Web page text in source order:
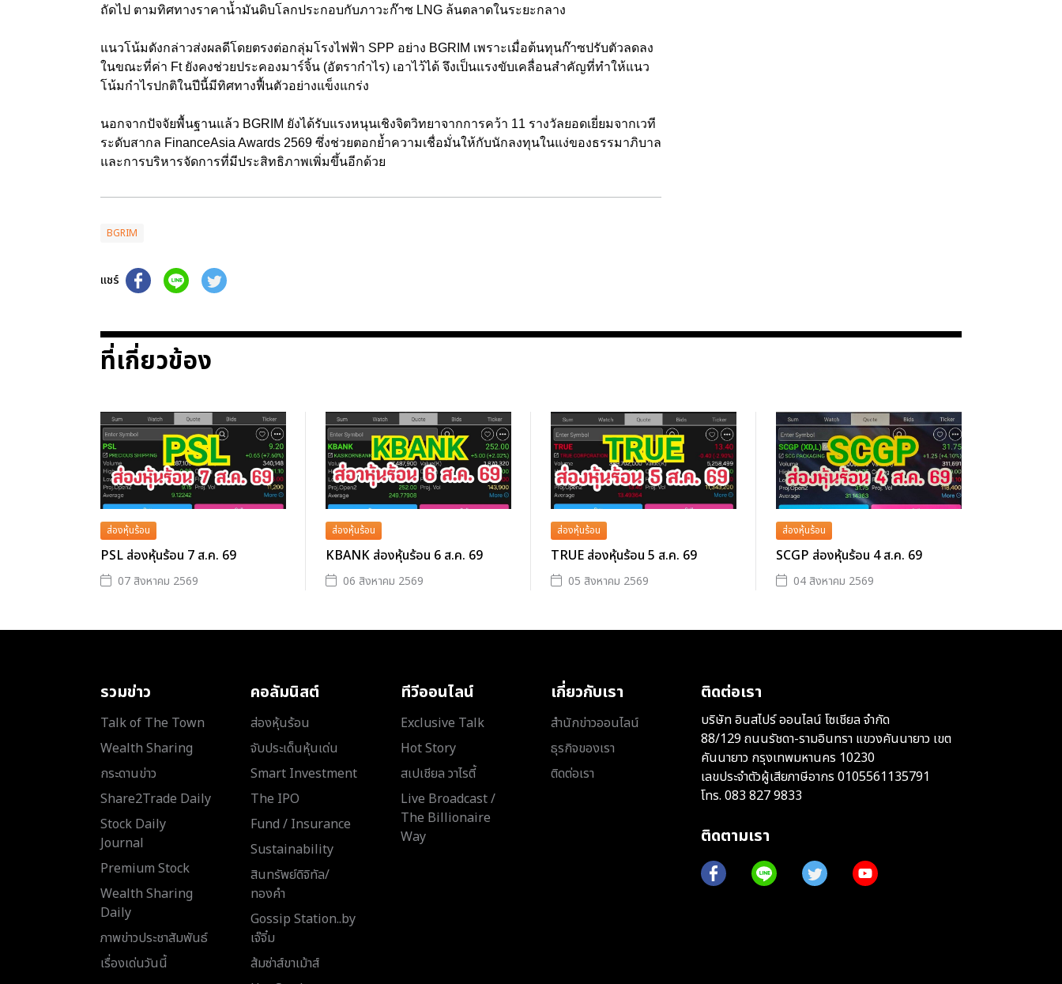
ถัดไป ตามทิศทางราคาน้ำมันดิบโลกประกอบกับภาวะก๊าซ LNG ล้นตลาดในระยะกลาง
แนวโน้มดังกล่าวส่งผลดีโดยตรงต่อกลุ่มโรงไฟฟ้า SPP อย่าง BGRIM เพราะเมื่อต้นทุนก๊าซปรับตัวลดลง
ในขณะที่ค่า Ft ยังคงช่วยประคองมาร์จิ้น (อัตรากำไร) เอาไว้ได้ จึงเป็นแรงขับเคลื่อนสำคัญที่ทำให้แนว
โน้มกำไรปกติในปีนี้มีทิศทางฟื้นตัวอย่างแข็งแกร่ง
นอกจากปัจจัยพื้นฐานแล้ว BGRIM ยังได้รับแรงหนุนเชิงจิตวิทยาจากการคว้า 11 รางวัลยอดเยี่ยมจากเวที
ระดับสากล FinanceAsia Awards 2569 ซึ่งช่วยตอกย้ำความเชื่อมั่นให้กับนักลงทุนในแง่ของธรรมาภิบาล
และการบริหารจัดการที่มีประสิทธิภาพเพิ่มขึ้นอีกด้วย
BGRIM
แชร์
ที่เกี่ยวข้อง
ส่องหุ้นร้อน
PSL ส่องหุ้นร้อน 7 ส.ค. 69
07 สิงหาคม 2569
ส่องหุ้นร้อน
KBANK ส่องหุ้นร้อน 6 ส.ค. 69
06 สิงหาคม 2569
ส่องหุ้นร้อน
TRUE ส่องหุ้นร้อน 5 ส.ค. 69
05 สิงหาคม 2569
ส่องหุ้นร้อน
SCGP ส่องหุ้นร้อน 4 ส.ค. 69
04 สิงหาคม 2569
รวมข่าว
Talk of The Town
Wealth Sharing
กระดานข่าว
Share2Trade Daily
Stock Daily
Journal
Premium Stock
Wealth Sharing
Daily
ภาพข่าวประชาสัมพันธ์
เรื่องเด่นวันนี้
คอลัมนิสต์
ส่องหุ้นร้อน
จับประเด็นหุ้นเด่น
Smart Investment
The IPO
Fund / Insurance
Sustainability
สินทรัพย์ดิจิทัล/
ทองคำ
Gossip Station..by
เจ๊จิ๋ม
ส้มซ่าส์ขาเม้าส์
ทีวีออนไลน์
Exclusive Talk
Hot Story
สเปเชียล วาไรตี้
Live Broadcast /
The Billionaire
Way
เกี่ยวกับเรา
สำนักข่าวออนไลน์
ธุรกิจของเรา
ติดต่อเรา
ติดต่อเรา
บริษัท อินสไปร์ ออนไลน์ โซเชียล จำกัด
88/129 ถนนรัชดา-รามอินทรา แขวงคันนายาว เขต
คันนายาว กรุงเทพมหานคร 10230
เลขประจำตัวผู้เสียภาษีอากร 0105561135791
โทร. 083 827 9833
ติดตามเรา